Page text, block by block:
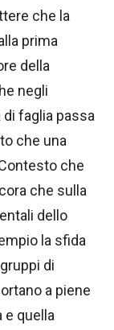
che la
prima
della
negli
faglia passa
che una
che
che sulla
dello
la sfida
di
a piene
e quella